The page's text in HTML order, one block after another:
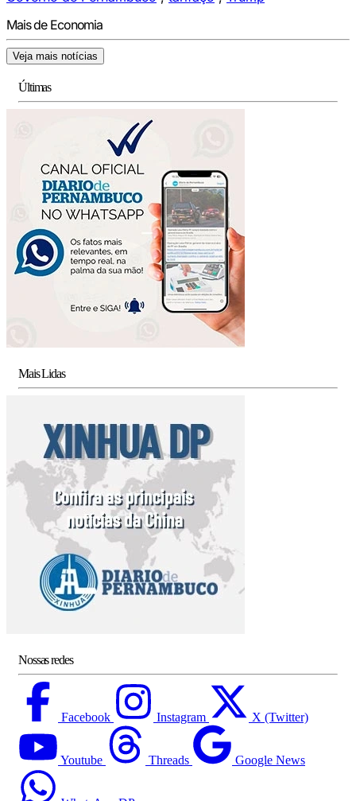
Mais de Economia
Veja mais notícias
Últimas
Mais Lidas
Nossas redes
Facebook Instagram X (Twitter)
Youtube Threads Google News